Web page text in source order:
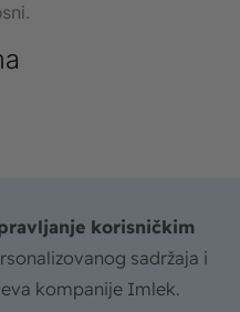
korisničkim
sadržaja i
kompanije Imlek.